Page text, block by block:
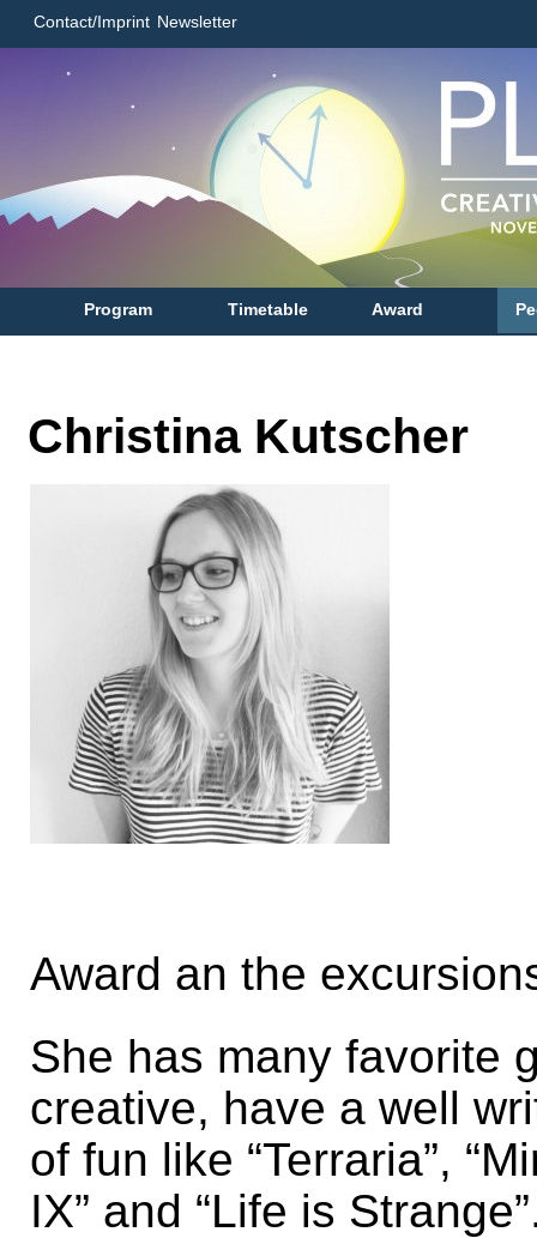
Contact/Imprint Newsletter
Program Timetable Award
Christina Kutscher
Award an the
She has many favorite
creative, have a well
of fun like “Terraria”,
IX” and “Life is